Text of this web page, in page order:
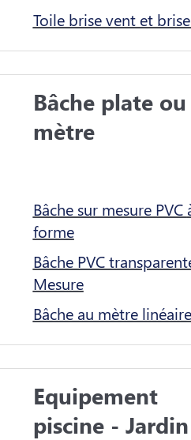
Toile brise vent et
Bâche plate
mètre
Bâche sur mesure PVC à la
forme
Bâche PVC
Mesure
Bâche au mètre linéaire
Equipement
piscine - Jardin